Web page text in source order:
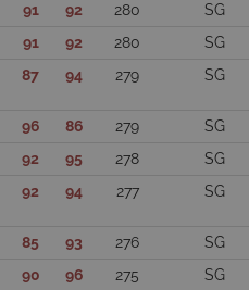
91 92 280
SG
91 92 280
SG
87 94 279 SG
96 86 279
SG
92 95 278
SG
92 94 277 SG
85 93 276
SG
90 96 275 SG